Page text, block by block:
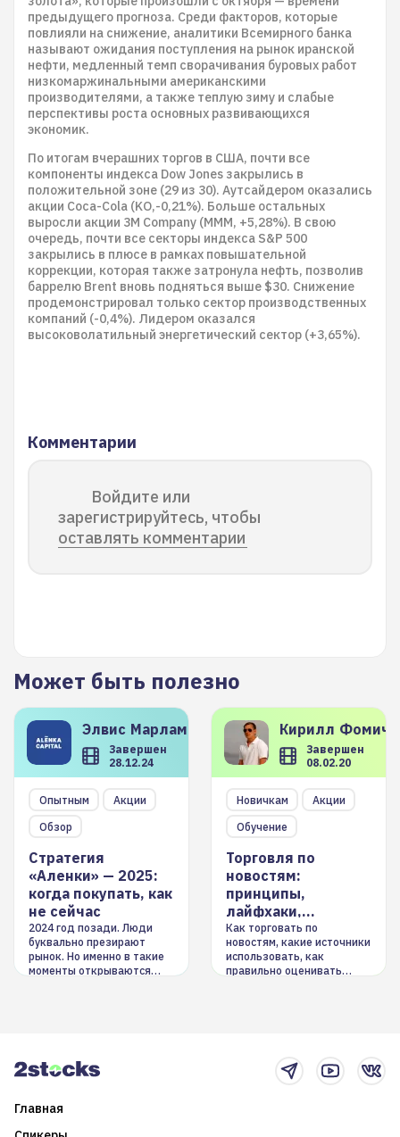
предыдущего прогноза. Среди факторов, которые
повлияли на снижение, аналитики Всемирного банка
называют ожидания поступления на рынок иранской
нефти, медленный темп сворачивания буровых работ
низкомаржинальными американскими
производителями, а также теплую зиму и слабые
перспективы роста основных развивающихся
экономик.
По итогам вчерашних торгов в США, почти все
компоненты индекса Dow Jones закрылись в
положительной зоне (29 из 30). Аутсайдером оказались
акции Coca-Cola (KO,-0,21%). Больше остальных
выросли акции 3M Company (MMM, +5,28%). В свою
очередь, почти все секторы индекса S&P 500
закрылись в плюсе в рамках повышательной
коррекции, которая также затронула нефть, позволив
баррелю Brent вновь подняться выше $30. Снижение
продемонстрировал только сектор производственных
компаний (-0,4%). Лидером оказался
высоковолатильный энергетический сектор (+3,65%).
Комментарии
Войдите или
зарегистрируйтесь, чтобы
оставлять комментарии
Может быть полезно
Элвис Марламов
Завершен
28.12.24
Опытным
Акции
Обзор
Стратегия
«Аленки» — 2025:
когда покупать, как
не сейчас
2024 год позади. Люди
буквально презирают
рынок. Но именно в такие
моменты открываются
Кирилл
Завершен
08.02.20
Новичкам
Акции
Обучение
Торговля по
новостям:
принципы,
лайфхаки,
инструменты
Как торговать по
новостям, какие источники
использовать, как
правильно оценивать
Главная